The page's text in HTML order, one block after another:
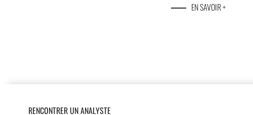
EN SAVOIR +
RENCONTRER UN ANALYSTE